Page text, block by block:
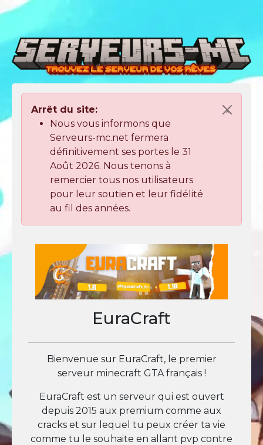
Arrêt du site:
Nous vous informons que
Serveurs-mc.net fermera
définitivement ses portes le 31
Août 2026. Nous tenons à
remercier tous nos utilisateurs
pour leur soutien et leur fidélité
au fil des années.
×
EuraCraft
Bienvenue sur EuraCraft, le premier
serveur minecraft GTA français !
EuraCraft est un serveur qui est ouvert
depuis 2015 aux premium comme aux
cracks et sur lequel tu peux créer ta vie
comme tu le souhaite en allant pvp contre